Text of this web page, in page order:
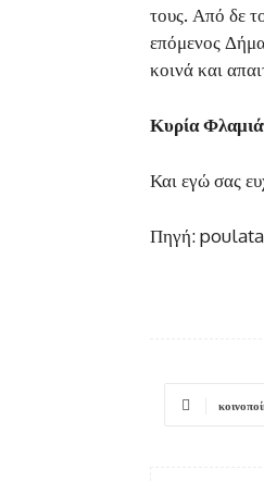
τους. Από δε
επόμενος
κοινά και
Κυρία
Και εγώ σας
Πηγή: